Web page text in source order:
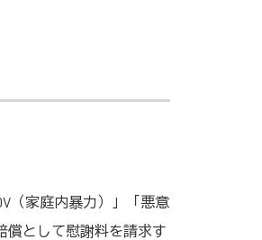
（家庭内暴力）」「悪意
償として慰謝料を請求す